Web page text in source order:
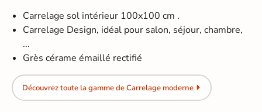
Carrelage sol intérieur 100x100 cm .
Carrelage Design, idéal pour salon, séjour, chambre,
...
Grès cérame émaillé rectifié
Découvrez toute la gamme de Carrelage moderne